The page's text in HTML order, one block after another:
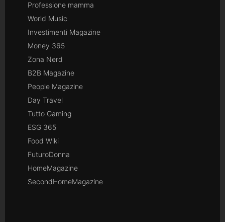
Professione mamma
World Music
Investimenti Magazine
Money 365
Zona Nerd
B2B Magazine
People Magazine
Day Travel
Tutto Gaming
ESG 365
Food Wiki
FuturoDonna
HomeMagazine
SecondHomeMagazine